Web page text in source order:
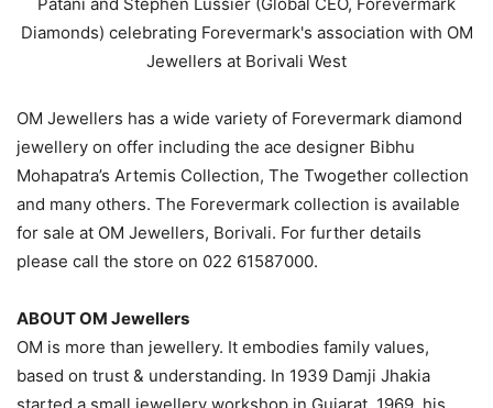
OM Jewellers has a wide variety of Forevermark diamond
jewellery on offer including the ace designer Bibhu
Mohapatra’s Artemis Collection, The Twogether collection
and many others. The Forevermark collection is available
for sale at OM Jewellers, Borivali. For further details
please call the store on 022 61587000.
ABOUT OM Jewellers
OM is more than jewellery. It embodies family values,
based on trust & understanding. In 1939 Damji Jhakia